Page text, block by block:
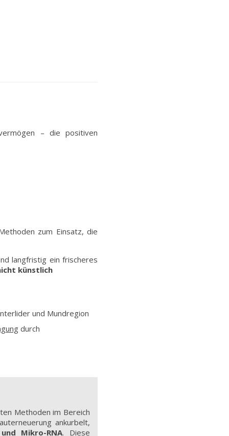
– die positiven
zum Einsatz, die
langfristig ein frischeres
künstlich
und Mundregion
durch
Methoden im Bereich
ankurbelt,
Mikro-RNA. Diese